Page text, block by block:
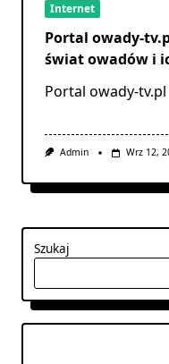
Internet
Portal owady-
świat owadów i
Portal owady-
Admin Wrz 12,
Szukaj